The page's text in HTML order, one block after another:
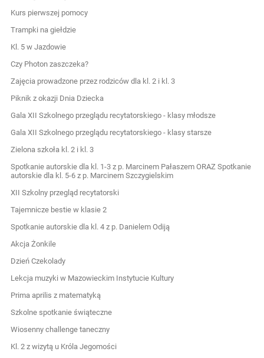
Kurs pierwszej pomocy
Trampki na giełdzie
Kl. 5 w Jazdowie
Czy Photon zaszczeka?
Zajęcia prowadzone przez rodziców dla kl. 2 i kl. 3
Piknik z okazji Dnia Dziecka
Gala XII Szkolnego przeglądu recytatorskiego - klasy młodsze
Gala XII Szkolnego przeglądu recytatorskiego - klasy starsze
Zielona szkoła kl. 2 i kl. 3
Spotkanie autorskie dla kl. 1-3 z p. Marcinem Pałaszem ORAZ Spotkanie
autorskie dla kl. 5-6 z p. Marcinem Szczygielskim
XII Szkolny przegląd recytatorski
Tajemnicze bestie w klasie 2
Spotkanie autorskie dla kl. 4 z p. Danielem Odiją
Akcja Żonkile
Dzień Czekolady
Lekcja muzyki w Mazowieckim Instytucie Kultury
Prima aprilis z matematyką
Szkolne spotkanie świąteczne
Wiosenny challenge taneczny
Kl. 2 z wizytą u Króla Jegomości